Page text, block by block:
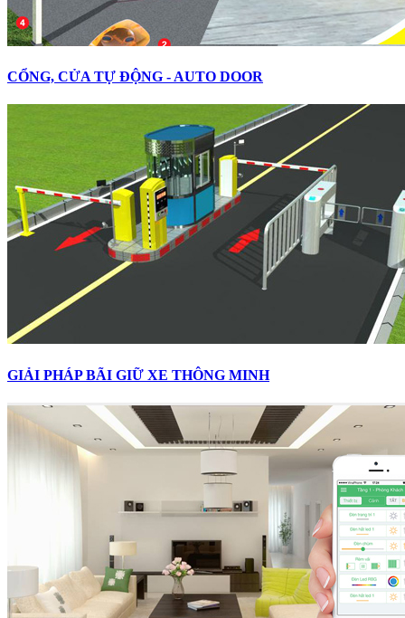
CỔNG, CỬA TỰ ĐỘNG - AUTO DOOR
GIẢI PHÁP BÃI GIỮ XE THÔNG MINH